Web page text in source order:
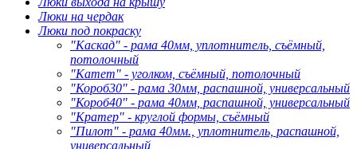
Люки на чердак
Люки под покраску
"Каскад" - рама 40мм, уплотнитель, съёмный,
потолочный
"Катет" - уголком, съёмный, потолочный
"Короб30" - рама 30мм, распашной, универсальный
"Короб40" - рама 40мм, распашной, универсальный
"Кратер" - круглой формы, съёмный
"Пилот" - рама 40мм., уплотнитель, распашной,
универсальный